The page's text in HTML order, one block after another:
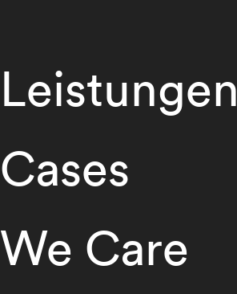
Leistungen
Cases
We Care